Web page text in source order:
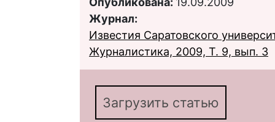
Журнал:
Известия Саратовского
Журналистика, 2009, Т. 9, вып. 3
Загрузить статью